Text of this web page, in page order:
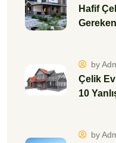
Hafif
by
Çelik
10
by